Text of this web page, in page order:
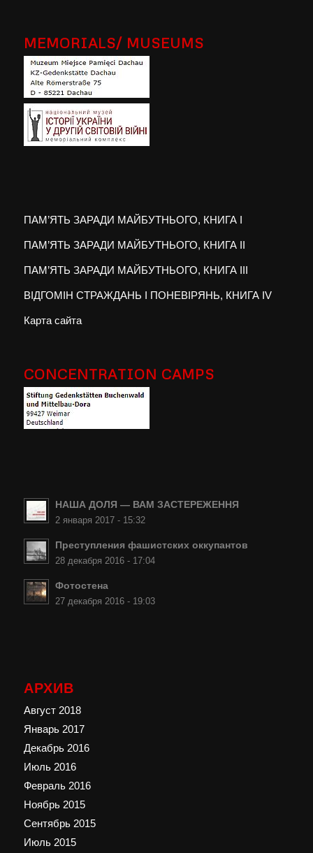
MEMORIALS/ MUSEUMS
ПАМ’ЯТЬ ЗАРАДИ МАЙБУТНЬОГО, КНИГА I
ПАМ’ЯТЬ ЗАРАДИ МАЙБУТНЬОГО, КНИГА II
ПАМ’ЯТЬ ЗАРАДИ МАЙБУТНЬОГО, КНИГА III
ВІДГОМІН СТРАЖДАНЬ І ПОНЕВІРЯНЬ, КНИГА IV
Карта сайта
CONCENTRATION CAMPS
НАША ДОЛЯ — ВАМ ЗАСТЕРЕЖЕННЯ
2 января 2017 - 15:32
Преступления фашистских оккупантов
28 декабря 2016 - 17:04
Фотостена
27 декабря 2016 - 19:03
АРХИВ
Август 2018
Январь 2017
Декабрь 2016
Июль 2016
Февраль 2016
Ноябрь 2015
Сентябрь 2015
Июль 2015